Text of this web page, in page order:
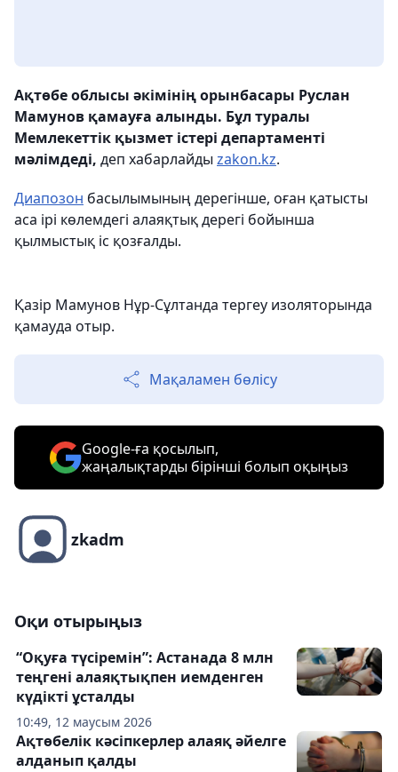
Ақтөбе облысы әкімінің орынбасары Руслан
Мамунов қамауға алынды. Бұл туралы
Мемлекеттік қызмет істері департаменті
мәлімдеді, деп хабарлайды zakon.kz.
Диапозон басылымының дерегінше, оған қатысты
аса ірі көлемдегі алаяқтық дерегі бойынша
қылмыстық іс қозғалды.
Қазір Мамунов Нұр-Сұлтанда тергеу изоляторында
қамауда отыр.
Мақаламен бөлісу
Google-ға қосылып,
жаңалықтарды бірінші болып оқыңыз
zkadm
Оқи отырыңыз
10:49, 12 маусым 2026
“Оқуға түсіремін”: Астанада 8 млн
теңгені алаяқтықпен иемденген
күдікті ұсталды
Ақтөбелік кәсіпкерлер алаяқ әйелге
алданып қалды